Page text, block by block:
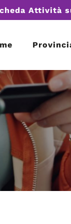
Attività